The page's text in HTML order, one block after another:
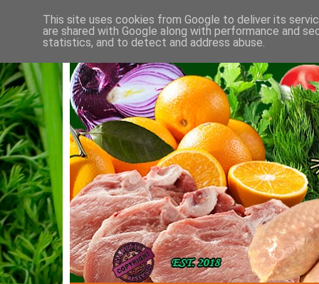
This site uses cookies from Google to deliver its
are shared with Google along with performance and
statistics, and to detect and address abuse.